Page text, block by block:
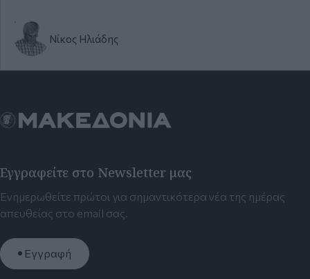
Νίκος Ηλιάδης
Εγγραφείτε στο Newsletter μας
Ενημερωθείτε πρώτοι για σημαντικότερα νέα της ημέρας
απευθείας στο email σας.
Εγγραφή